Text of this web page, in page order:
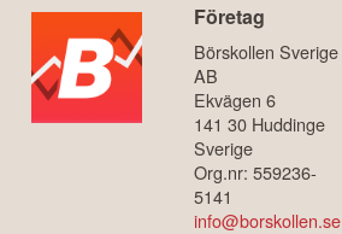
Företag
Börskollen Sverige
AB
Ekvägen 6
141 30 Huddinge
Sverige
Org.nr: 559236-
5141
info@borskollen.se